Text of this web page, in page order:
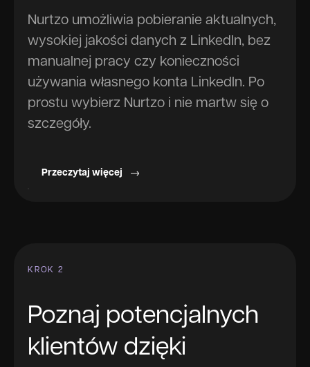
Nurtzo umożliwia pobieranie aktualnych,
wysokiej jakości danych z LinkedIn, bez
manualnej pracy czy konieczności
używania własnego konta LinkedIn. Po
prostu wybierz Nurtzo i nie martw się o
szczegóły.
Przeczytaj więcej
KROK 2
Poznaj potencjalnych
klientów dzięki